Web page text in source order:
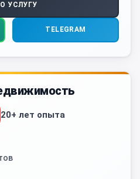
УСЛУГУ
TELEGRAM
20+ лет опыта